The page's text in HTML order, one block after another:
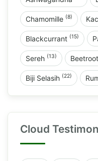
Chamomille (8)
Blackcurrant (15)
Sereh (13) Beetroot
Biji Selasih (22)
Cloud